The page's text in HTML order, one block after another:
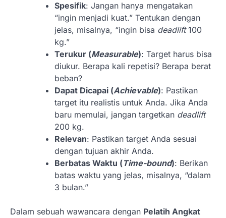
Spesifik: Jangan hanya mengatakan
“ingin menjadi kuat.” Tentukan dengan
jelas, misalnya, “ingin bisa deadlift100
kg.”
Terukur (Measurable): Target harus bisa
diukur. Berapa kali repetisi? Berapa berat
beban?
Dapat Dicapai (Achievable): Pastikan
target itu realistis untuk Anda. Jika Anda
baru memulai, jangan targetkan deadlift
200 kg.
Relevan: Pastikan target Anda sesuai
dengan tujuan akhir Anda.
Berbatas Waktu (Time-bound): Berikan
batas waktu yang jelas, misalnya, “dalam
3 bulan.”
Dalam sebuah wawancara dengan Pelatih Angkat